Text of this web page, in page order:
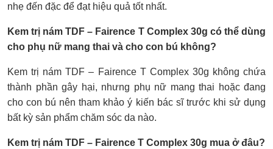
nhẹ đến đặc để đạt hiệu quả tốt nhất.
Kem trị nám TDF – Fairence T Complex 30g có thể dùng
cho phụ nữ mang thai và cho con bú không?
Kem trị nám TDF – Fairence T Complex 30g không chứa
thành phần gây hại, nhưng phụ nữ mang thai hoặc đang
cho con bú nên tham khảo ý kiến bác sĩ trước khi sử dụng
bất kỳ sản phẩm chăm sóc da nào.
Kem trị nám TDF – Fairence T Complex 30g mua ở đâu?